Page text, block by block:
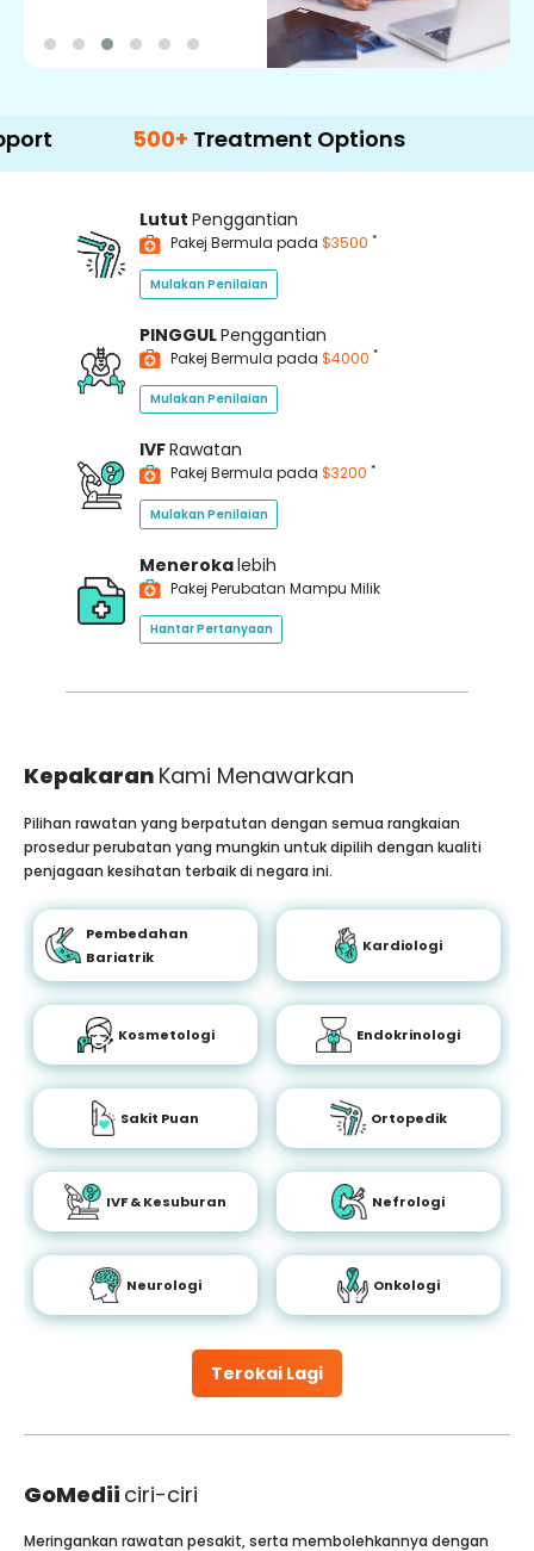
500+ Treatment Options
Lutut Penggantian
Pakej Bermula pada $3500 *
Mulakan Penilaian
PINGGULPenggantian
Pakej Bermula pada $4000 *
Mulakan Penilaian
IVFRawatan
Pakej Bermula pada $3200 *
Mulakan Penilaian
Menerokalebih
Pakej Perubatan Mampu Milik
Hantar Pertanyaan
Kepakaran Kami Menawarkan
Terokai Lagi
Pilihan rawatan yang berpatutan dengan semua rangkaian
prosedur perubatan yang mungkin untuk dipilih dengan kualiti
penjagaan kesihatan terbaik di negara ini.
Pembedahan
Bariatrik
Kardiologi
Kosmetologi Endokrinologi
Sakit Puan Ortopedik
IVF & Kesuburan Nefrologi
Neurologi Onkologi
GoMedii ciri-ciri
Meringankan rawatan pesakit, serta membolehkannya dengan